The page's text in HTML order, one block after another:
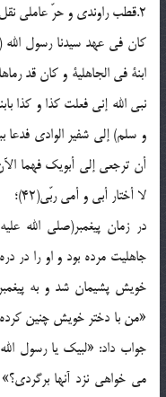
2.قطب راوندی و حرّ عاملی نقل می کنند:
کان فی عهد سیدنا رسول
ابنة فی الجاهلیة و کان قد
نبی الله إنی فعلت کذا و کذا
و سلم) إلی شفیر الوادی فدعا
أن ترجعی إلی أبویک فهما
لا أختار أبی و أمی ربّی(42)؛
در زمان پیغمبر(صلی الله
جاهلیت مرده بود و او را در
خویش پشیمان شد و به
«من با دختر خویش چنین
جواب داد: «لبیک یا رسول
می خواهی نزد آنها